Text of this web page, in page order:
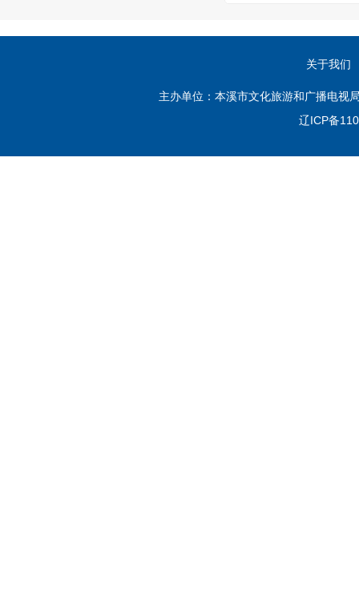
关于我们
主办单位：本溪市文化旅游和广播电
辽ICP备